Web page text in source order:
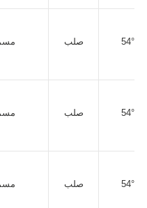
صلب 54° ~
صلب 54° ~
صلب 54° ~